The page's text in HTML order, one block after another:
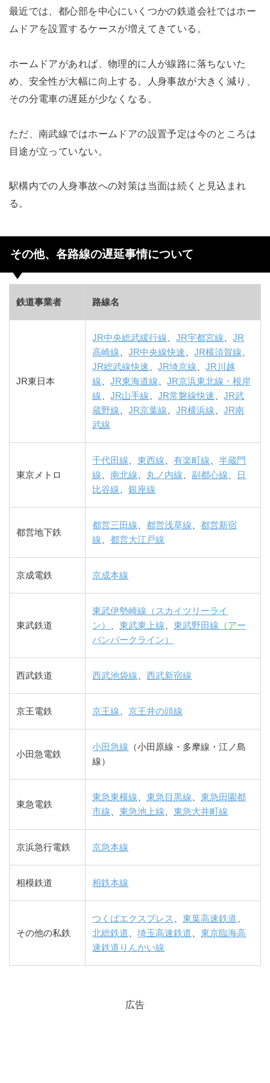
最近では、都心部を中心にいくつかの鉄道会社ではホー
ムドアを設置するケースが増えてきている。
ホームドアがあれば、物理的に人が線路に落ちないた
め、安全性が大幅に向上する。人身事故が大きく減り、
その分電車の遅延が少なくなる。
ただ、南武線ではホームドアの設置予定は今のところは
目途が立っていない。
駅構内での人身事故への対策は当面は続くと見込まれ
る。
その他、各路線の遅延事情について
鉄道事業者 路線名
JR東日本
JR中央総武緩行線、JR宇都宮線、JR
高崎線、JR中央線快速、JR横須賀線、
JR総武線快速、JR埼京線、JR川越
線、JR東海道線、JR京浜東北線・根岸
線、JR山手線、JR常磐線快速、JR武
蔵野線、JR京葉線、JR横浜線、JR南
武線
東京メトロ
千代田線、東西線、有楽町線、半蔵門
線、南北線、 丸ノ内線、副都心線、
日
比谷線、銀座線
都営地下鉄
都営三田線、都営浅草線、都営新宿
線、都営大江戸線
京成電鉄 京成本線
東武鉄道
東武伊勢崎線（スカイツリーライ
ン） 、東武東上線、東武野田線（アー
バンパークライン）
西武鉄道 西武池袋線、西武新宿線
京王電鉄 京王線、京王井の頭線
小田急電鉄
小田急線 （小田原線・多摩線・江ノ島
線）
東急電鉄
東急東横線、東急目黒線、東急田園都
市線、東急池上線、東急大井町線
京浜急行電鉄 京急本線
相模鉄道 相鉄本線
その他の私鉄
つくばエクスプレス 、東葉高速鉄道、
北総鉄道、埼玉高速鉄道、東京臨海高
速鉄道りんかい線
広告